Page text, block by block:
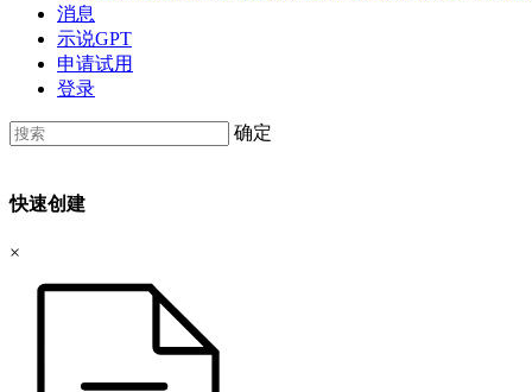
消息
示说GPT
申请试用
登录
确定
快速创建
×